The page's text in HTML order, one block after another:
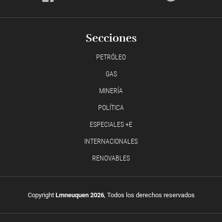
Secciones
PETRÓLEO
GAS
MINERÍA
POLÍTICA
ESPECIALES +E
INTERNACIONALES
RENOVABLES
Copyright Lmneuquen 2026, Todos los derechos reservados